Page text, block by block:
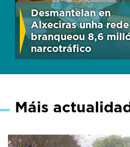
Desmantelan en
Alxeciras unha
branqueou 8,6
narcotráfico
Máis